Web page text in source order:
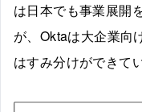
は日本でも事業展開
が、Oktaは大企業向
はすみ分けができて